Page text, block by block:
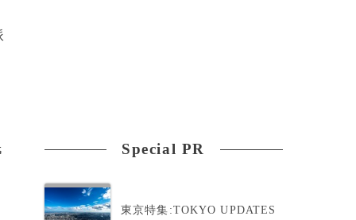
Special PR
東京特集:TOKYO UPDATES